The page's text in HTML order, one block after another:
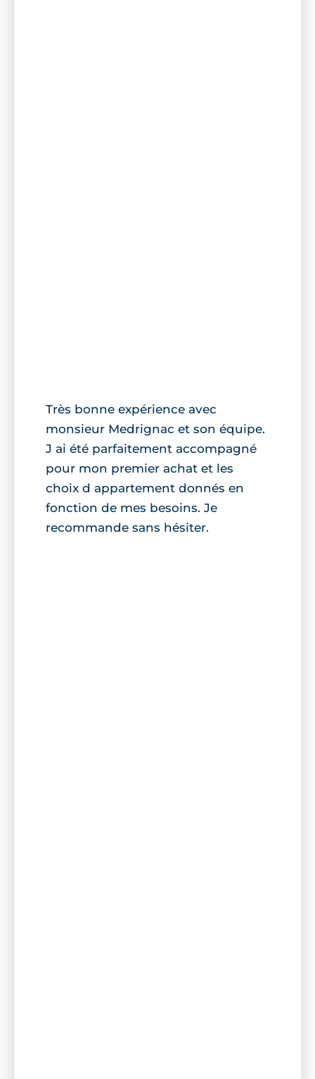
Très bonne expérience avec
monsieur Medrignac et son équipe.
J ai été parfaitement accompagné
pour mon premier achat et les
choix d appartement donnés en
fonction de mes besoins. Je
recommande sans hésiter.